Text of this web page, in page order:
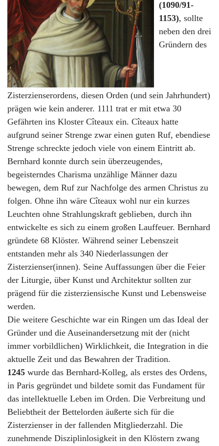
(1090/91-
1153), sollte
neben den drei
Gründern des
Zisterzienserordens, diesen Orden (und sein Jahrhundert)
prägen wie kein anderer. 1111 trat er mit etwa 30
Gefährten ins Kloster Cîteaux ein. Cîteaux hatte
aufgrund seiner Strenge zwar einen guten Ruf, ebendiese
Strenge schreckte jedoch viele von einem Eintritt ab.
Bernhard konnte durch sein überzeugendes,
begeisterndes Charisma unzählige Männer dazu
bewegen, dem Ruf zur Nachfolge des armen Christus zu
folgen. Ohne ihn wäre Cîteaux wohl nur ein kurzes
Leuchten ohne Strahlungskraft geblieben, durch ihn
entwickelte es sich zu einem großen Lauffeuer. Bernhard
gründete 68 Klöster. Während seiner Lebenszeit
entstanden mehr als 340 Niederlassungen der
Zisterzienser(innen). Seine Auffassungen über die Feier
der Liturgie, über Kunst und Architektur sollten zur
prägend für die zisterziensische Kunst und Lebensweise
werden.
Die weitere Geschichte war ein Ringen um das Ideal der
Gründer und die Auseinandersetzung mit der (nicht
immer vorbildlichen) Wirklichkeit, die Integration in die
aktuelle Zeit und das Bewahren der Tradition.
1245 wurde das Bernhard-Kolleg, als erstes des Ordens,
in Paris gegründet und bildete somit das Fundament für
das intellektuelle Leben im Orden. Die Verbreitung und
Beliebtheit der Bettelorden äußerte sich für die
Zisterzienser in der fallenden Mitgliederzahl. Die
zunehmende Disziplinlosigkeit in den Klöstern zwang